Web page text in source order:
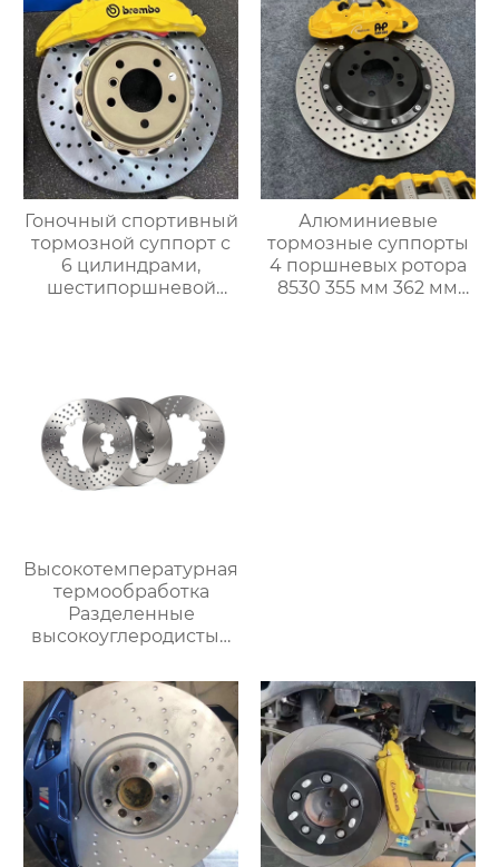
Mercedes, Audi
для повышения
эффективности
торможения
Гоночный спортивный
тормозной суппорт с
6 цилиндрами,
шестипоршневой
Алюминиевые
тормозные суппорты
4 поршневых ротора
8530 355 мм 362 мм
Высокотемпературная
термообработка
Разделенные
высокоуглеродистые
Модифицированные
тормозные диски
автомобиля Подходит
для
модифицированных
суппортов